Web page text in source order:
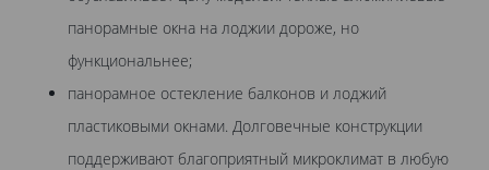
панорамные окна на лоджии дороже, но
функциональнее;
панорамное остекление балконов и лоджий
пластиковыми окнами. Долговечные конструкции
поддерживают благоприятный микроклимат в любую